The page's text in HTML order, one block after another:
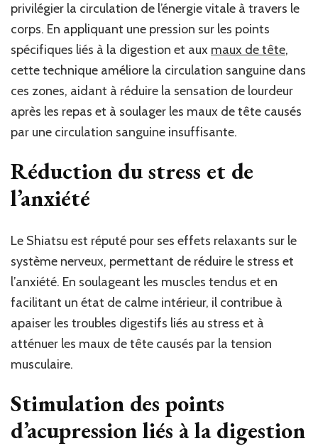
privilégier la circulation de l’énergie vitale à travers le
corps. En appliquant une pression sur les points
spécifiques liés à la digestion et aux maux de tête,
cette technique améliore la circulation sanguine dans
ces zones, aidant à réduire la sensation de lourdeur
après les repas et à soulager les maux de tête causés
par une circulation sanguine insuffisante.
Réduction du stress et de
l’anxiété
Le Shiatsu est réputé pour ses effets relaxants sur le
système nerveux, permettant de réduire le stress et
l’anxiété. En soulageant les muscles tendus et en
facilitant un état de calme intérieur, il contribue à
apaiser les troubles digestifs liés au stress et à
atténuer les maux de tête causés par la tension
musculaire.
Stimulation des points
d’acupression liés à la digestion